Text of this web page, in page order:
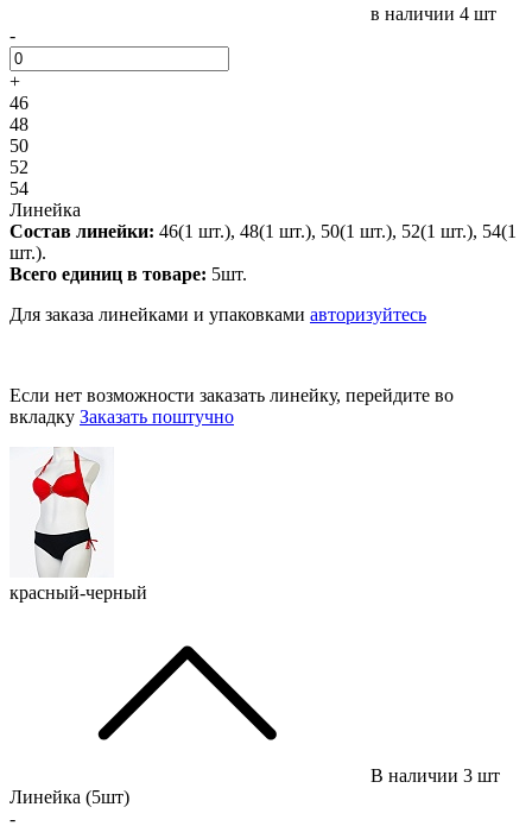
в наличии 4 шт
-
+
46
48
50
52
54
Линейка
Состав линейки: 46(1 шт.), 48(1 шт.), 50(1 шт.), 52(1 шт.), 54(1
шт.).
Всего единиц в товаре: 5шт.
Для заказа линейками и упаковками авторизуйтесь
Если нет возможности заказать линейку, перейдите во
вкладку Заказать поштучно
красный-черный
В наличии 3 шт
Линейка (5шт)
-